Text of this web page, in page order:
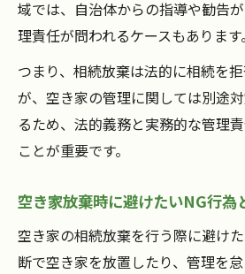
域では、自治体からの指導や勧告
理責任が問われるケースもあります。
つまり、相続放棄は法的に相続を
が、空き家の管理に関しては別途
るため、法的義務と実務的な管理
ことが重要です。
空き家放棄時に避けたいNG行為
空き家の相続放棄を行う際に避け
断で空き家を放置したり、管理を